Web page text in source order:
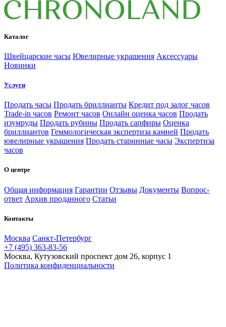
Каталог
Швейцарские часы Ювелирные украшения Аксессуары
Новинки
Услуги
Продать часы Продать бриллианты Кредит под залог часов
Trade-in часов Ремонт часов Онлайн оценка часов Продать
изумруды Продать рубины Продать сапфиры Оценка
бриллиантов Геммологическая экспертиза камней Продать
ювелирные украшения Продать старинные часы Экспертиза
часов
О центре
Общая информация Гарантии Отзывы Документы Вопрос-
ответ Архив проданного Статьи
Контакты
Москва Санкт-Петербург
+7 (495) 363-83-56
Москва, Кутузовский проспект дом 26, корпус 1
Политика конфиденциальности